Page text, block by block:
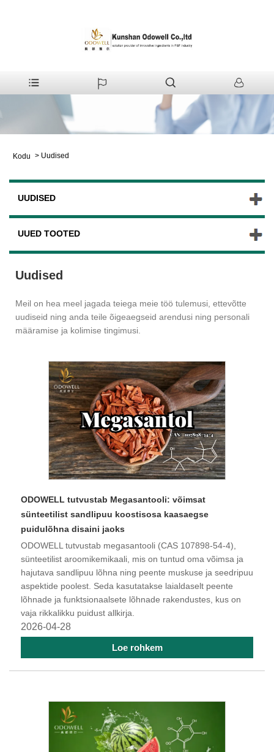
Kodu > Uudised
UUDISED
UUED TOOTED
Uudised
Meil on hea meel jagada teiega meie töö tulemusi, ettevõtte
uudiseid ning anda teile õigeaegseid arendusi ning personali
määramise ja kolimise tingimusi.
​ODOWELL tutvustab Megasantooli: võimsat
sünteetilist sandlipuu koostisosa kaasaegse
puidulõhna disaini jaoks
ODOWELL tutvustab megasantooli (CAS 107898-54-4),
sünteetilist aroomikemikaali, mis on tuntud oma võimsa ja
hajutava sandlipuu lõhna ning peente muskuse ja seedripuu
aspektide poolest. Seda kasutatakse laialdaselt peente
lõhnade ja funktsionaalsete lõhnade rakendustes, kus on
vaja rikkalikku puidust allkirja.
2026-04-28
Loe rohkem